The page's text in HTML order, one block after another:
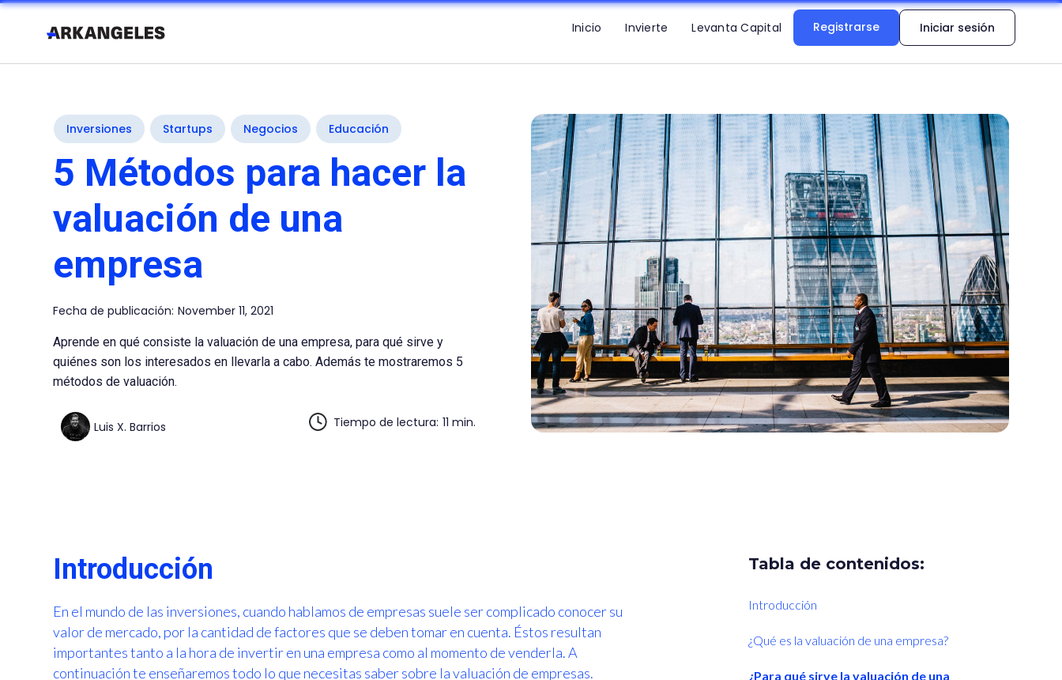
Inicio Invierte Levanta Capital Registrarse Iniciar sesión
Inversiones Startups Negocios Educación
5 Métodos para hacer la
valuación de una
empresa
Fecha de publicación: November 11, 2021
Aprende en qué consiste la valuación de una empresa, para qué sirve y
quiénes son los interesados en llevarla a cabo. Además te mostraremos 5
métodos de valuación.
Luis X. Barrios Tiempo de lectura: 11 min.
Tabla de contenidos:
Introducción
¿Qué es la valuación de una empresa?
¿Para qué sirve la valuación de una
Introducción
En el mundo de las inversiones, cuando hablamos de empresas suele ser complicado conocer su
valor de mercado, por la cantidad de factores que se deben tomar en cuenta. Éstos resultan
importantes tanto a la hora de invertir en una empresa como al momento de venderla. A
continuación te enseñaremos todo lo que necesitas saber sobre la valuación de empresas.